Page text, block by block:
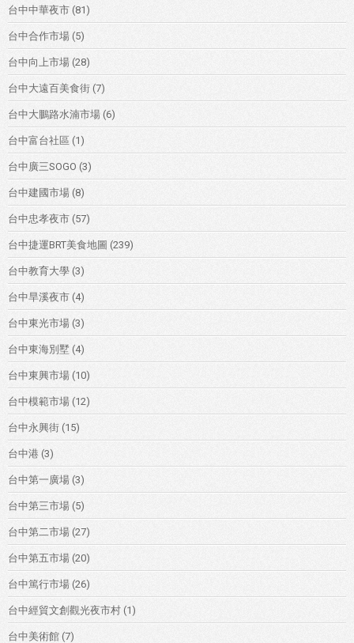
台中中華夜市 (81)
台中合作市場 (5)
台中向上市場 (28)
台中大遠百美食街 (7)
台中大鵬路水湳市場 (6)
台中富台社區 (1)
台中廣三SOGO (3)
台中建國市場 (8)
台中忠孝夜市 (57)
台中捷運BRT美食地圖 (239)
台中教育大學 (3)
台中旱溪夜市 (4)
台中東光市場 (3)
台中東海別墅 (4)
台中東興市場 (10)
台中模範市場 (12)
台中永興街 (15)
台中港 (3)
台中第一廣場 (3)
台中第三市場 (5)
台中第二市場 (27)
台中第五市場 (20)
台中篤行市場 (26)
台中經貿文創觀光夜市村 (1)
台中美術館 (7)